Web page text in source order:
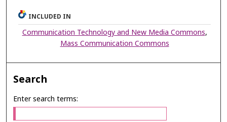
INCLUDED IN
Communication Technology and New Media Commons,
Mass Communication Commons
Search
Enter search terms: